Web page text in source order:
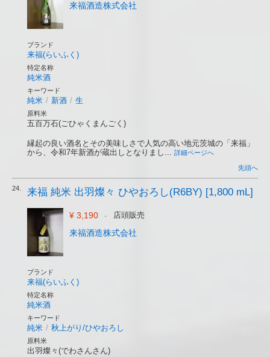
来福酒造株式会社
ブランド
来福(らいふく)
特定名称
純米酒
キーワード
純米 / 新酒 / 生
原料米
五百万石(ごひゃくまんごく)
縁起の良い酒名とその美味しさで人気の高い地元茨城の「来福」
から、令和7年新酒が蔵出しとなりまし... 詳細ページへ
先頭へ
24. 来福 純米 出羽燦々 ひやおろし(R6BY) [1,800 mL]
¥ 3,190 - 店頭販売
来福酒造株式会社
ブランド
来福(らいふく)
特定名称
純米酒
キーワード
純米 / 秋上がり/ひやおろし
原料米
出羽燦々(でわさんさん)